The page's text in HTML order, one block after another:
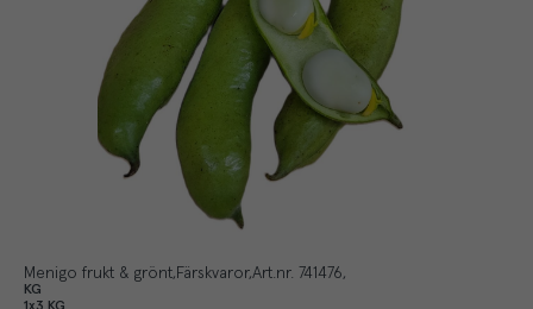
Menigo frukt & grönt Färskvaror Art.nr. 741476
KG